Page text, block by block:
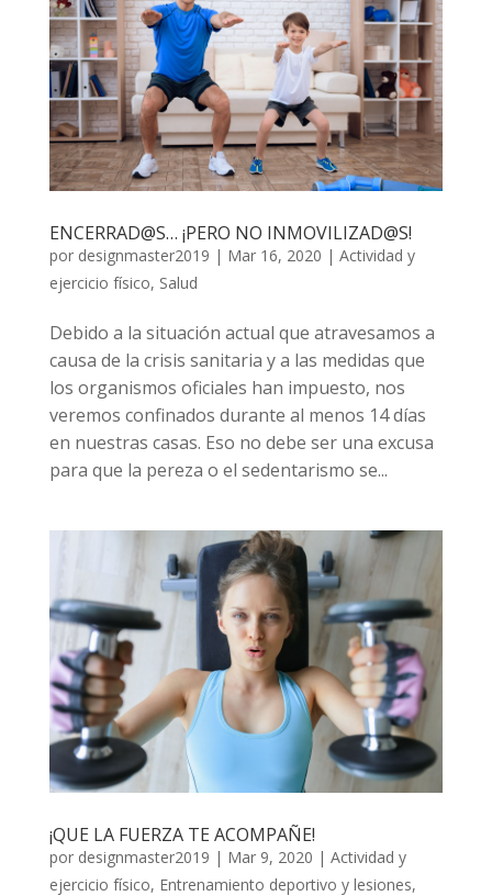
ENCERRAD@S… ¡PERO NO INMOVILIZAD@S!
por designmaster2019 | Mar 16, 2020 | Actividad y
ejercicio físico, Salud
Debido a la situación actual que atravesamos a
causa de la crisis sanitaria y a las medidas que
los organismos oficiales han impuesto, nos
veremos confinados durante al menos 14 días
en nuestras casas. Eso no debe ser una excusa
para que la pereza o el sedentarismo se...
¡QUE LA FUERZA TE ACOMPAÑE!
por designmaster2019 | Mar 9, 2020 | Actividad y
ejercicio físico, Entrenamiento deportivo y lesiones,